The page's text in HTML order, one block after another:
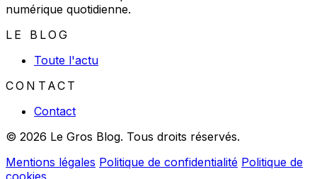
numérique quotidienne.
LE BLOG
Toute l'actu
CONTACT
Contact
© 2026 Le Gros Blog. Tous droits réservés.
Mentions légales Politique de confidentialité Politique de